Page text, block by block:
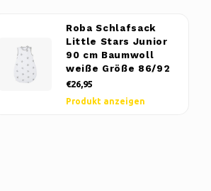
Roba Schlafsack
Little Stars Junior
90 cm Baumwoll
weiße Größe 86/92
€26,95
Produkt anzeigen